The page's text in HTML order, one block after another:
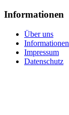
Informationen
Über uns
Impressum
Datenschutz